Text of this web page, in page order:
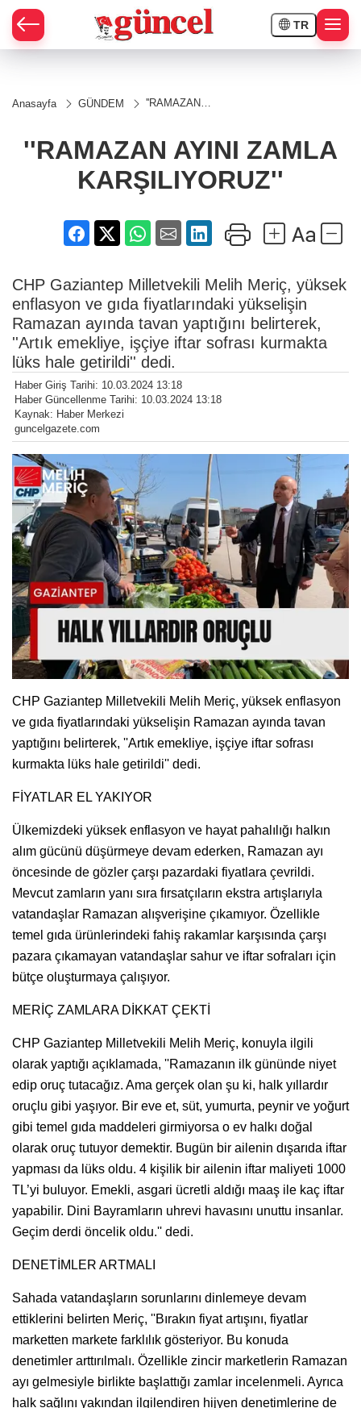
TR
Anasayfa GÜNDEM
''RAMAZAN
''RAMAZAN AYINI ZAMLA
KARŞILIYORUZ''
CHP Gaziantep Milletvekili Melih Meriç, yüksek
enflasyon ve gıda fiyatlarındaki yükselişin
Ramazan ayında tavan yaptığını belirterek,
''Artık emekliye, işçiye iftar sofrası kurmakta
lüks hale getirildi'' dedi.
Haber Giriş Tarihi: 10.03.2024 13:18
Haber Güncellenme Tarihi: 10.03.2024 13:18
Kaynak: Haber Merkezi
guncelgazete.com
CHP Gaziantep Milletvekili Melih Meriç, yüksek enflasyon
ve gıda fiyatlarındaki yükselişin Ramazan ayında tavan
yaptığını belirterek, ''Artık emekliye, işçiye iftar sofrası
kurmakta lüks hale getirildi'' dedi.
FİYATLAR EL YAKIYOR
Ülkemizdeki yüksek enflasyon ve hayat pahalılığı halkın
alım gücünü düşürmeye devam ederken, Ramazan ayı
öncesinde de gözler çarşı pazardaki fiyatlara çevrildi.
Mevcut zamların yanı sıra fırsatçıların ekstra artışlarıyla
vatandaşlar Ramazan alışverişine çıkamıyor. Özellikle
temel gıda ürünlerindeki fahiş rakamlar karşısında çarşı
pazara çıkamayan vatandaşlar sahur ve iftar sofraları için
bütçe oluşturmaya çalışıyor.
MERİÇ ZAMLARA DİKKAT ÇEKTİ
CHP Gaziantep Milletvekili Melih Meriç, konuyla ilgili
olarak yaptığı açıklamada, ''Ramazanın ilk gününde niyet
edip oruç tutacağız. Ama gerçek olan şu ki, halk yıllardır
oruçlu gibi yaşıyor. Bir eve et, süt, yumurta, peynir ve yoğurt
gibi temel gıda maddeleri girmiyorsa o ev halkı doğal
olarak oruç tutuyor demektir. Bugün bir ailenin dışarıda iftar
yapması da lüks oldu. 4 kişilik bir ailenin iftar maliyeti 1000
TL’yi buluyor. Emekli, asgari ücretli aldığı maaş ile kaç iftar
yapabilir. Dini Bayramların uhrevi havasını unuttu insanlar.
Geçim derdi öncelik oldu.'' dedi.
DENETİMLER ARTMALI
Sahada vatandaşların sorunlarını dinlemeye devam
ettiklerini belirten Meriç, ''Bırakın fiyat artışını, fiyatlar
marketten markete farklılık gösteriyor. Bu konuda
denetimler arttırılmalı. Özellikle zincir marketlerin Ramazan
ayı gelmesiyle birlikte başlattığı zamlar incelenmeli. Ayrıca
halk sağlını yakından ilgilendiren hijyen denetimlerine de